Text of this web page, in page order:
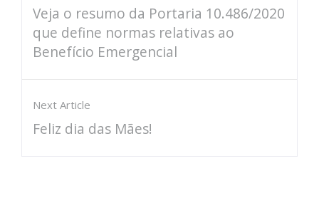
Veja o resumo da Portaria 10.486/2020
que define normas relativas ao
Benefício Emergencial
Next Article
Feliz dia das Mães!